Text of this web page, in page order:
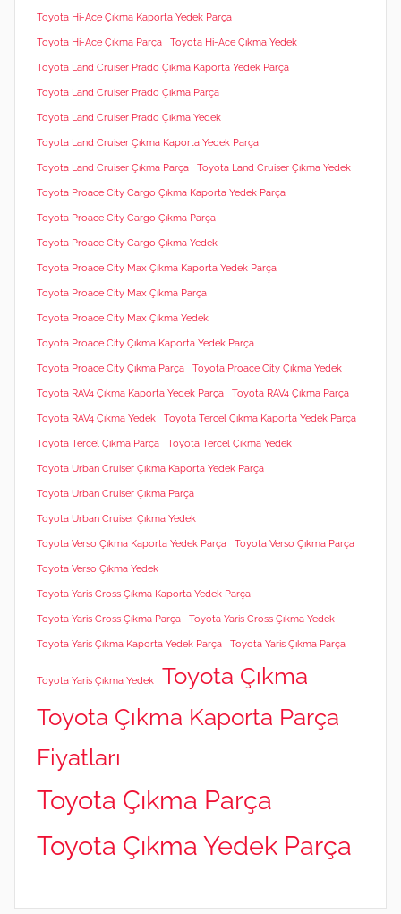
Toyota Hi-Ace Çıkma Kaporta Yedek Parça
Toyota Hi-Ace Çıkma Parça Toyota Hi-Ace Çıkma Yedek
Toyota Land Cruiser Prado Çıkma Kaporta Yedek Parça
Toyota Land Cruiser Prado Çıkma Parça
Toyota Land Cruiser Prado Çıkma Yedek
Toyota Land Cruiser Çıkma Kaporta Yedek Parça
Toyota Land Cruiser Çıkma Parça Toyota Land Cruiser Çıkma Yedek
Toyota Proace City Cargo Çıkma Kaporta Yedek Parça
Toyota Proace City Cargo Çıkma Parça
Toyota Proace City Cargo Çıkma Yedek
Toyota Proace City Max Çıkma Kaporta Yedek Parça
Toyota Proace City Max Çıkma Parça
Toyota Proace City Max Çıkma Yedek
Toyota Proace City Çıkma Kaporta Yedek Parça
Toyota Proace City Çıkma Parça Toyota Proace City Çıkma Yedek
Toyota RAV4 Çıkma Kaporta Yedek Parça Toyota RAV4 Çıkma Parça
Toyota RAV4 Çıkma Yedek Toyota Tercel Çıkma Kaporta Yedek Parça
Toyota Tercel Çıkma Parça Toyota Tercel Çıkma Yedek
Toyota Urban Cruiser Çıkma Kaporta Yedek Parça
Toyota Urban Cruiser Çıkma Parça
Toyota Urban Cruiser Çıkma Yedek
Toyota Verso Çıkma Kaporta Yedek Parça Toyota Verso Çıkma Parça
Toyota Verso Çıkma Yedek
Toyota Yaris Cross Çıkma Kaporta Yedek Parça
Toyota Yaris Cross Çıkma Parça Toyota Yaris Cross Çıkma Yedek
Toyota Yaris Çıkma Kaporta Yedek Parça Toyota Yaris Çıkma Parça
Toyota Yaris Çıkma Yedek
Toyota Çıkma
Toyota Çıkma Kaporta Parça
Fiyatları
Toyota Çıkma Parça
Toyota Çıkma Yedek Parça